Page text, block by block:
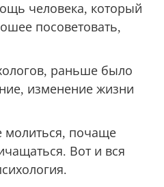
человека, который
посоветовать,
раньше было
изменение жизни
почаще
Вот и вся